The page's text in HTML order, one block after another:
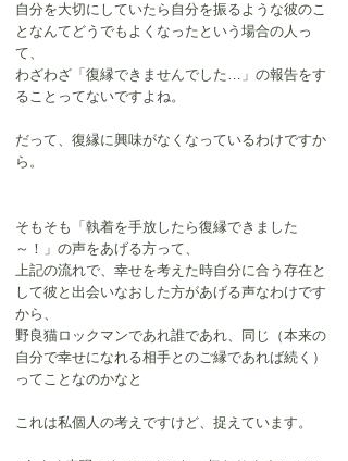
自分を大切にしていたら自分を振るような彼のこ
となんてどうでもよくなったという場合の人っ
て、
わざわざ「復縁できませんでした…」の報告をす
ることってないですよね。
だって、復縁に興味がなくなっているわけですか
ら。
そもそも「執着を手放したら復縁できました
～！」の声をあげる方って、
上記の流れで、幸せを考えた時自分に合う存在と
して彼と出会いなおした方があげる声なわけです
から、
野良猫ロックマンであれ誰であれ、同じ（本来の
自分で幸せになれる相手とのご縁であれば続く）
ってことなのかなと
これは私個人の考えですけど、捉えています。